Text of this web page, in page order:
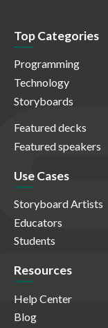
Top Categories
Programming
Technology
Storyboards
Featured decks
Featured speakers
Use Cases
Storyboard Artists
Educators
Students
Resources
Help Center
Blog